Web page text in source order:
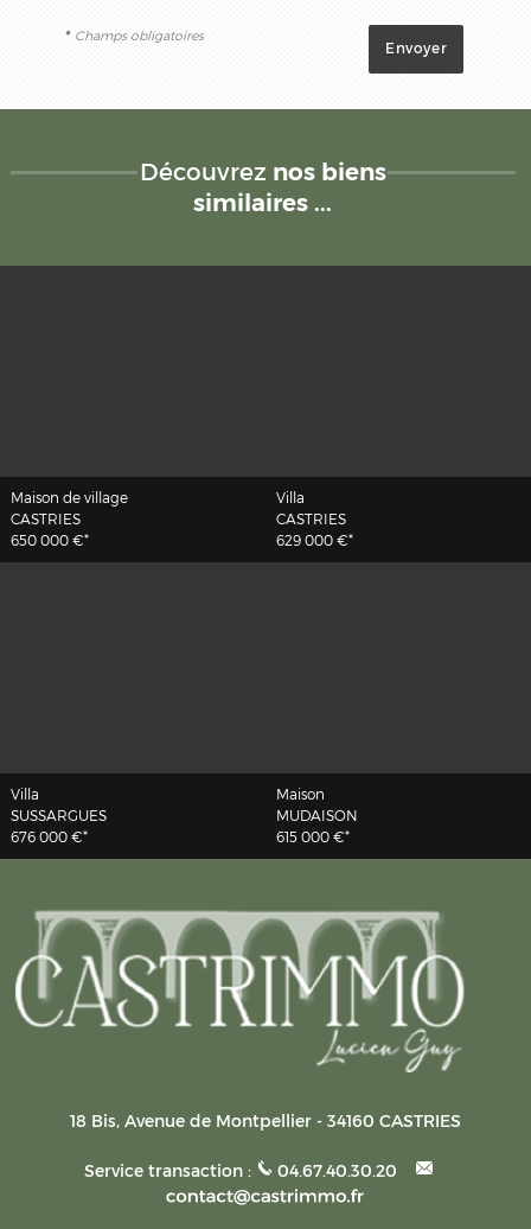
* Champs obligatoires
Découvrez nos biens
similaires ...
Maison de village
CASTRIES
650 000 €*
Villa
CASTRIES
629 000 €*
Villa
SUSSARGUES
676 000 €*
Maison
MUDAISON
615 000 €*
18 Bis, Avenue de Montpellier- 34160 CASTRIES
Service transaction : 04.67.40.30.20